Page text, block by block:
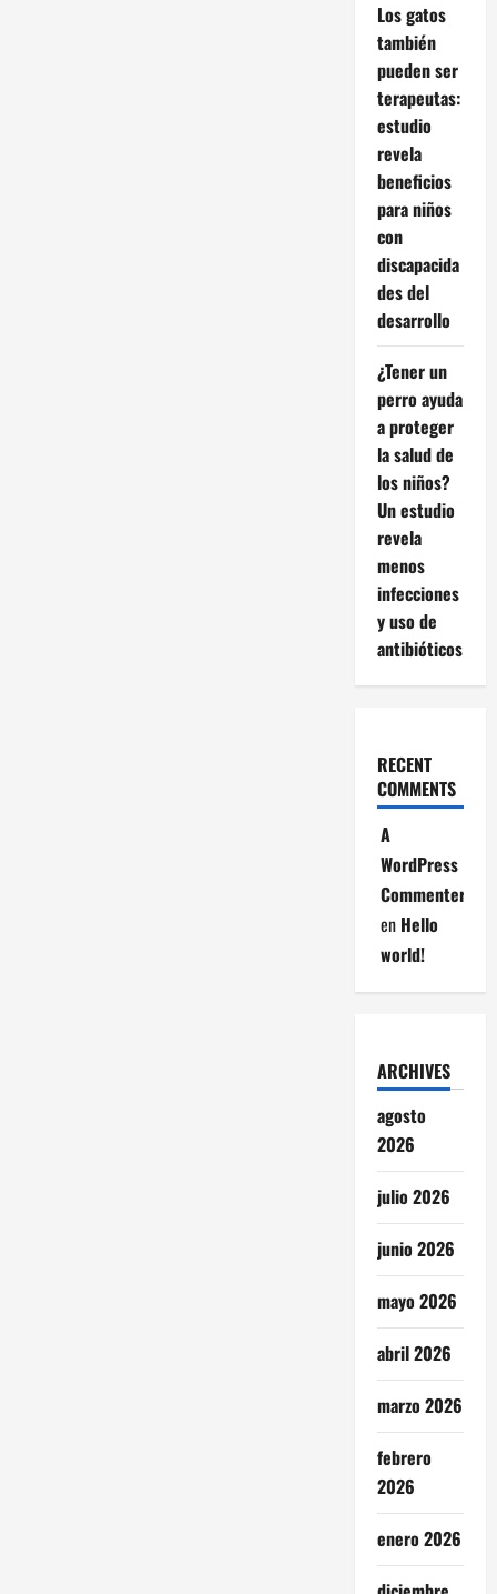
Los gatos
también
pueden ser
terapeutas:
estudio
revela
beneficios
para niños
con
discapacida
des del
desarrollo
¿Tener un
perro ayuda
a proteger
la salud de
los niños?
Un estudio
revela
menos
infecciones
y uso de
antibióticos
RECENT
COMMENTS
A
WordPress
Commenter
en Hello
world!
ARCHIVES
agosto
2026
julio 2026
junio 2026
mayo 2026
abril 2026
marzo 2026
febrero
2026
enero 2026